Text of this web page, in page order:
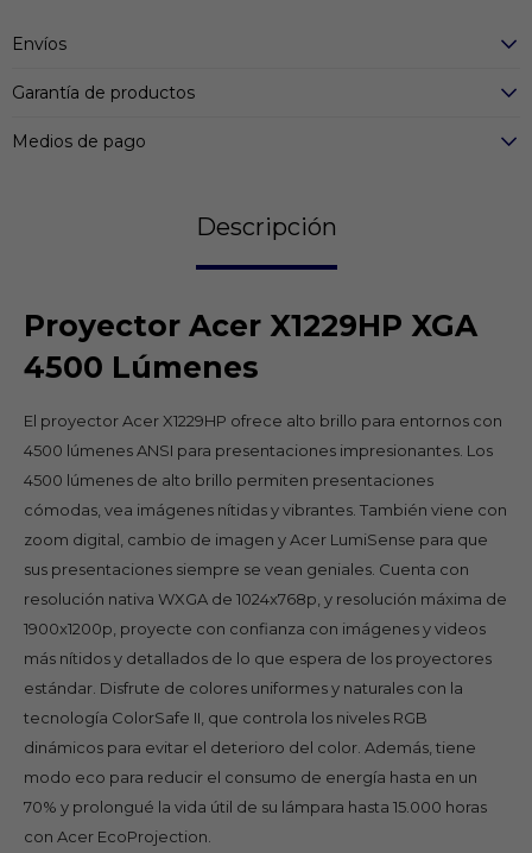
Envíos
Garantía de productos
Medios de pago
Descripción
Proyector Acer X1229HP XGA
4500 Lúmenes
El proyector Acer X1229HP ofrece alto brillo para entornos con
4500 lúmenes ANSI para presentaciones impresionantes. Los
4500 lúmenes de alto brillo permiten presentaciones
cómodas, vea imágenes nítidas y vibrantes. También viene con
zoom digital, cambio de imagen y Acer LumiSense para que
sus presentaciones siempre se vean geniales. Cuenta con
resolución nativa WXGA de 1024x768p, y resolución máxima de
1900x1200p, proyecte con confianza con imágenes y videos
más nítidos y detallados de lo que espera de los proyectores
estándar. Disfrute de colores uniformes y naturales con la
tecnología ColorSafe II, que controla los niveles RGB
dinámicos para evitar el deterioro del color. Además, tiene
modo eco para reducir el consumo de energía hasta en un
70% y prolongué la vida útil de su lámpara hasta 15.000 horas
con Acer EcoProjection.